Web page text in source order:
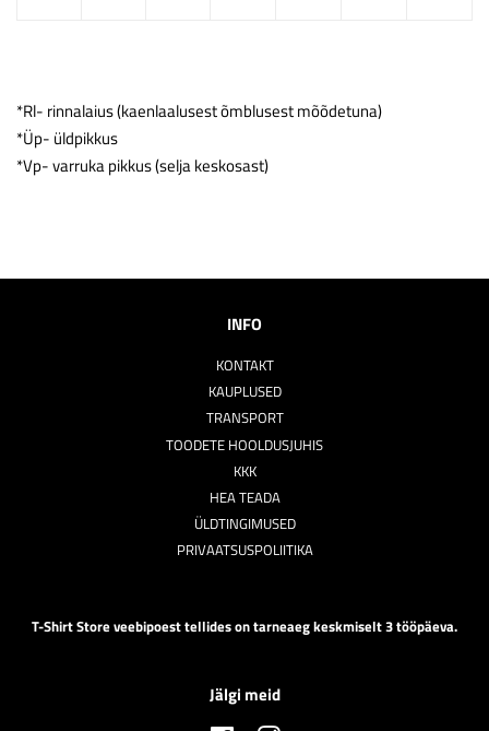
*Rl- rinnalaius (kaenlaalusest õmblusest mõõdetuna)
*Üp- üldpikkus
*Vp- varruka pikkus (selja keskosast)
INFO
KONTAKT
KAUPLUSED
TRANSPORT
TOODETE HOOLDUSJUHIS
KKK
HEA TEADA
ÜLDTINGIMUSED
PRIVAATSUSPOLIITIKA
T-Shirt Store veebipoest tellides on tarneaeg keskmiselt 3 tööpäeva.
Jälgi meid